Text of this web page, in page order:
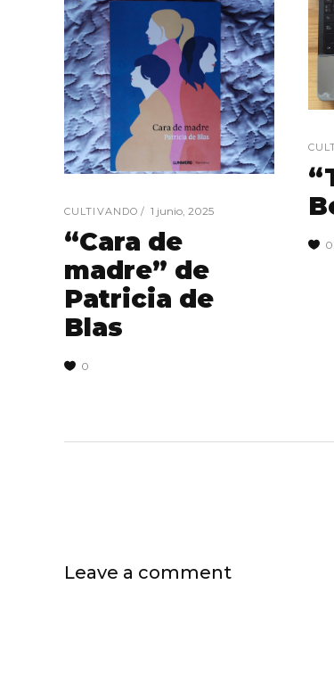
CULTIVANDO 1 junio, 2025
“Cara de
madre” de
Patricia de
Blas
0
0
Leave a comment